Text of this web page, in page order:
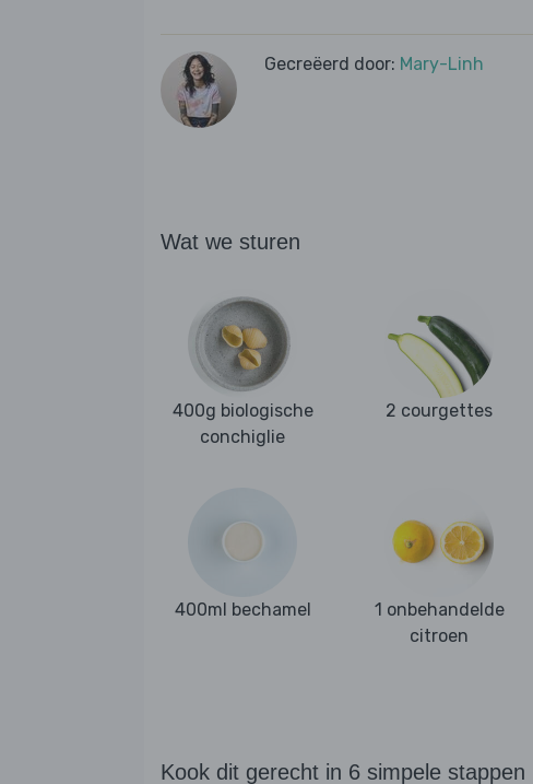
Gecreëerd door: Mary-Linh
Wat we sturen
400g biologische
conchiglie
2 courgettes
400ml bechamel
1 onbehandelde
citroen
Kook dit gerecht in 6 simpele stappen